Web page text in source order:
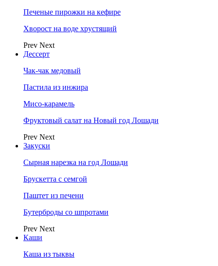
Печеные пирожки на кефире
Хворост на воде хрустящий
Prev Next
Дессерт
Чак-чак медовый
Пастила из инжира
Мисо-карамель
Фруктовый салат на Новый год Лошади
Prev Next
Закуски
Сырная нарезка на год Лошади
Брускетта с семгой
Паштет из печени
Бутерброды со шпротами
Prev Next
Каши
Каша из тыквы